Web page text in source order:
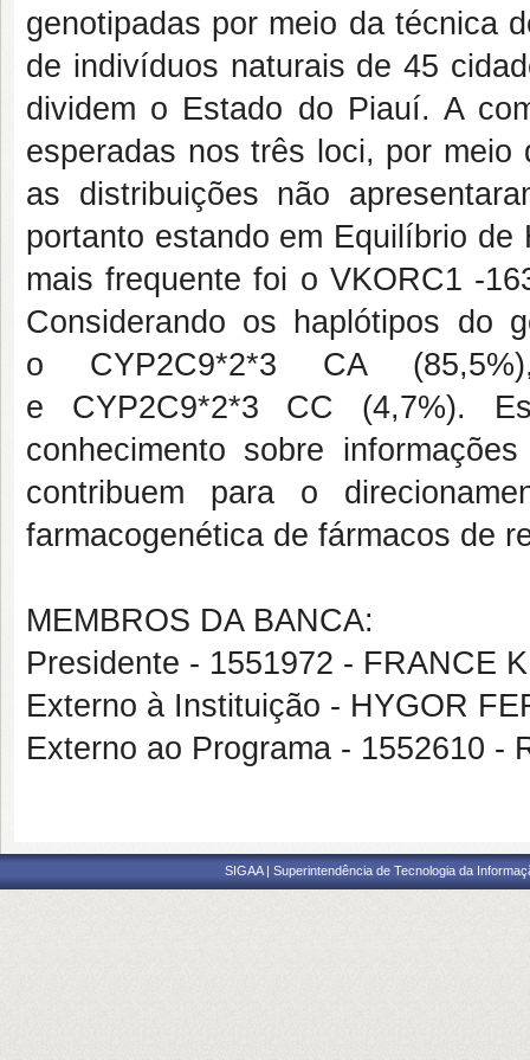
genotipadas por meio da técnica
de indivíduos naturais de 45
dividem o Estado do Piauí. A
esperadas nos três loci, por meio
as distribuições não
portanto estando em Equilíbrio
mais frequente foi o VKORC1 -
Considerando os haplótipos do
o CYP2C9*2*3 CA
e CYP2C9*2*3 CC (4,7%).
conhecimento sobre
contribuem para o
farmacogenética de fármacos de
MEMBROS DA BANCA:
Presidente - 1551972 - FRANCE
Externo à Instituição - HYGOR
Externo ao Programa - 1552610 -
SIGAA | Superintendência de Tecnologia da